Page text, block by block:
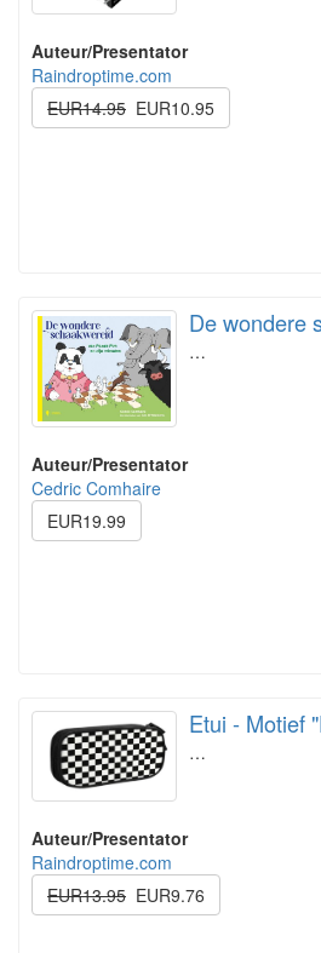
Auteur/Presentator
Raindroptime.com
EUR14.95 EUR10.95
De wondere
…
Auteur/Presentator
Cedric Comhaire
EUR19.99
Etui - Motief
…
Auteur/Presentator
Raindroptime.com
EUR13.95 EUR9.76